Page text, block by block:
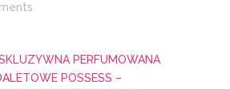
PERFUMOWANA
POSSESS –